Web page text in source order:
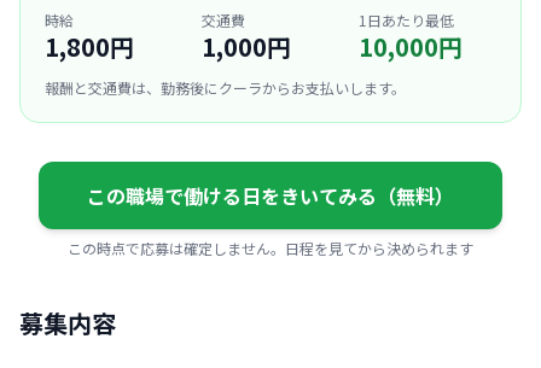
時給
1,800円
交通費
1,000円
1日あたり最低
10,000円
報酬と交通費は、勤務後にクーラからお支払いします。
この職場で働ける日をきいてみる（無料）
この時点で応募は確定しません。日程を見てから決められます
募集内容